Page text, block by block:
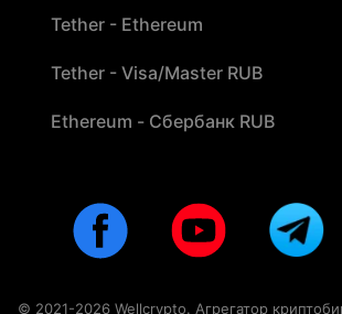
Tether - Ethereum
Tether - Visa/Master RUB
Ethereum - Сбербанк RUB
© 2021-2026 Wellcrypto. Агрегатор